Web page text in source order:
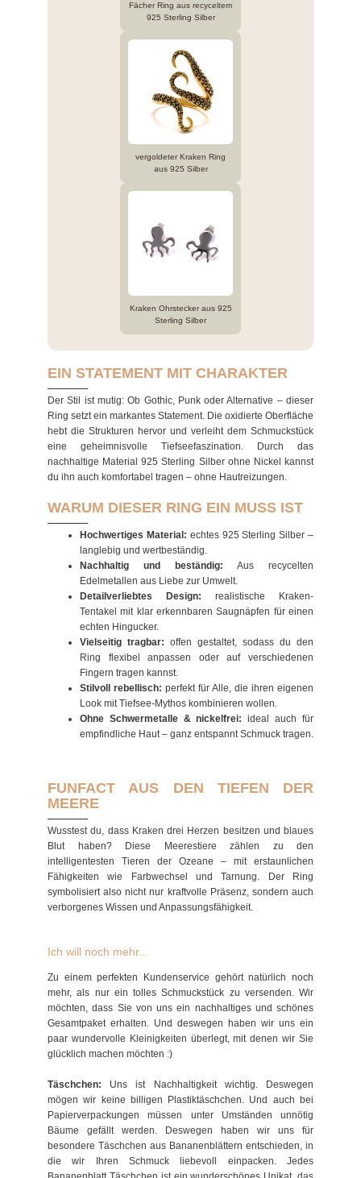
Fächer Ring aus recyceltem
925 Sterling Silber
vergoldeter Kraken Ring
aus 925 Silber
Kraken Ohrstecker aus 925
Sterling Silber
EIN STATEMENT MIT CHARAKTER
Der Stil ist mutig: Ob Gothic, Punk oder Alternative – dieser
Ring setzt ein markantes Statement. Die oxidierte Oberfläche
hebt die Strukturen hervor und verleiht dem Schmuckstück
eine geheimnisvolle Tiefseefaszination. Durch das
nachhaltige Material 925 Sterling Silber ohne Nickel kannst
du ihn auch komfortabel tragen – ohne Hautreizungen.
WARUM DIESER RING EIN MUSS IST
Hochwertiges Material: echtes 925 Sterling Silber –
langlebig und wertbeständig.
Nachhaltig und beständig: Aus recycelten
Edelmetallen aus Liebe zur Umwelt.
Detailverliebtes Design: realistische Kraken-
Tentakel mit klar erkennbaren Saugnäpfen für einen
echten Hingucker.
Vielseitig tragbar: offen gestaltet, sodass du den
Ring flexibel anpassen oder auf verschiedenen
Fingern tragen kannst.
Stilvoll rebellisch: perfekt für Alle, die ihren eigenen
Look mit Tiefsee-Mythos kombinieren wollen.
Ohne Schwermetalle & nickelfrei: ideal auch für
empfindliche Haut – ganz entspannt Schmuck tragen.
FUNFACT AUS DEN TIEFEN DER
MEERE
Wusstest du, dass Kraken drei Herzen besitzen und blaues
Blut haben? Diese Meerestiere zählen zu den
intelligentesten Tieren der Ozeane – mit erstaunlichen
Fähigkeiten wie Farbwechsel und Tarnung. Der Ring
symbolisiert also nicht nur kraftvolle Präsenz, sondern auch
verborgenes Wissen und Anpassungsfähigkeit.
Ich will noch mehr...
Zu einem perfekten Kundenservice gehört natürlich noch
mehr, als nur ein tolles Schmuckstück zu versenden. Wir
möchten, dass Sie von uns ein nachhaltiges und schönes
Gesamtpaket erhalten. Und deswegen haben wir uns ein
paar wundervolle Kleinigkeiten überlegt, mit denen wir Sie
glücklich machen möchten :)
Täschchen: Uns ist Nachhaltigkeit wichtig. Deswegen
mögen wir keine billigen Plastiktäschchen. Und auch bei
Papierverpackungen müssen unter Umständen unnötig
Bäume gefällt werden. Deswegen haben wir uns für
besondere Täschchen aus Bananenblättern entschieden, in
die wir Ihren Schmuck liebevoll einpacken. Jedes